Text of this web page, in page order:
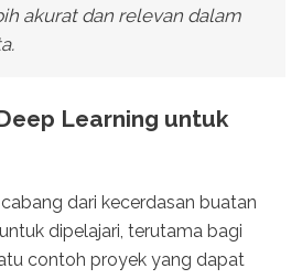
akurat dan relevan dalam
Learning untuk
dari kecerdasan buatan
dipelajari, terutama bagi
contoh proyek yang dapat